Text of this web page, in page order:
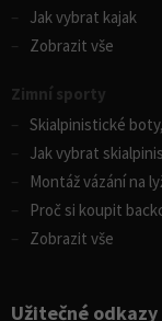
Jak vybrat kajak
Zobrazit vše
Zimní sporty
Skialpinistické
Jak vybrat
Montáž vázání na
Proč si koupit
Zobrazit vše
Užitečné odkazy